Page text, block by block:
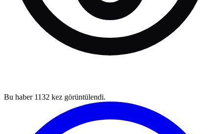
Bu haber 1132 kez görüntülendi.